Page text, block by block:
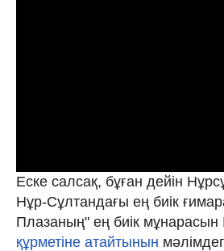
Еске салсақ, бұған дейін
Нұр-Сұлтандағы ең биік
Плазаның" ең биік мұнарасын
құрметіне атайтынын